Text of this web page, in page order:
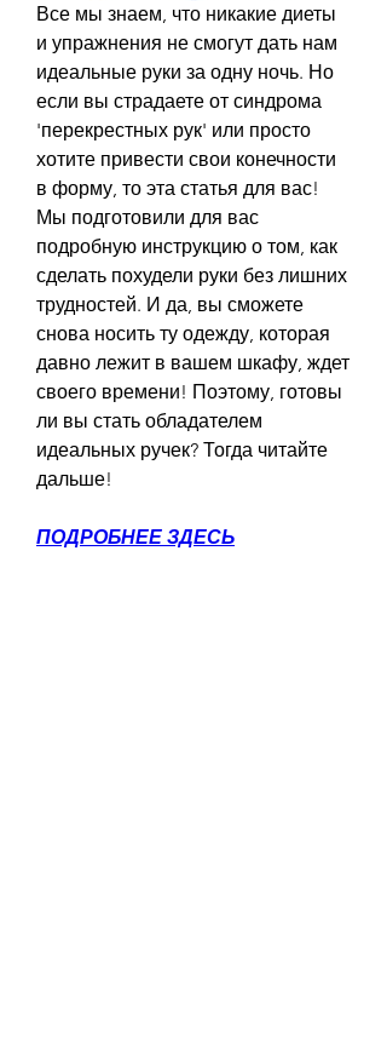
Все мы знаем, что никакие диеты
и упражнения не смогут дать нам
идеальные руки за одну ночь. Но
если вы страдаете от синдрома
'перекрестных рук' или просто
хотите привести свои конечности
в форму, то эта статья для вас!
Мы подготовили для вас
подробную инструкцию о том, как
сделать похудели руки без лишних
трудностей. И да, вы сможете
снова носить ту одежду, которая
давно лежит в вашем шкафу, ждет
своего времени! Поэтому, готовы
ли вы стать обладателем
идеальных ручек? Тогда читайте
дальше!
ПОДРОБНЕЕ ЗДЕСЬ